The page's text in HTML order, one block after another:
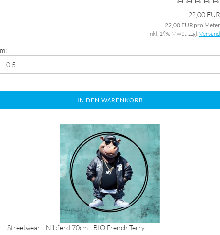
22,00 EUR
22,00 EUR pro Meter
inkl. 19% MwSt. zzgl.Versand
m:
IN DEN WARENKORB
Streetwear - Nilpferd 70cm - BIO French Terry